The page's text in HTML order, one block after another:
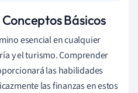
Básicos
esencial en cualquier
y el turismo. Comprender
las habilidades
las finanzas en estos